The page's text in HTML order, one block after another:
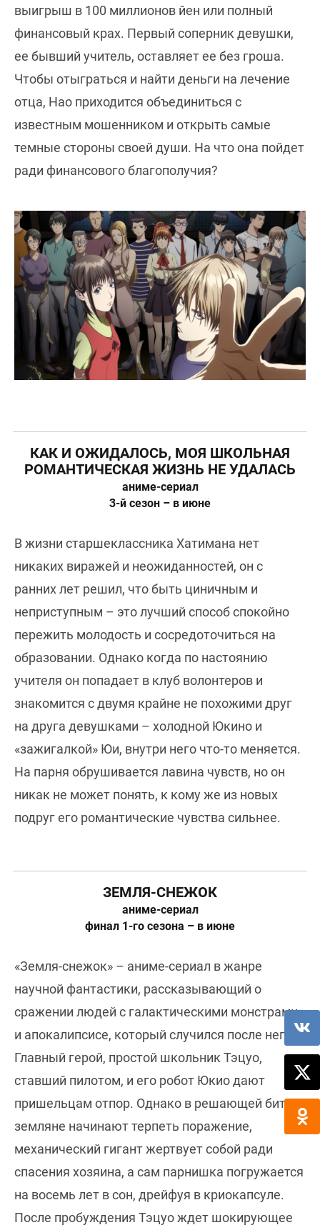
выигрыш в 100 миллионов йен или полный
финансовый крах. Первый соперник девушки,
ее бывший учитель, оставляет ее без гроша.
Чтобы отыграться и найти деньги на лечение
отца, Нао приходится объединиться с
известным мошенником и открыть самые
темные стороны своей души. На что она пойдет
ради финансового благополучия?
КАК И ОЖИДАЛОСЬ, МОЯ ШКОЛЬНАЯ
РОМАНТИЧЕСКАЯ ЖИЗНЬ НЕ УДАЛАСЬ
аниме-сериал
3-й сезон – в июне
В жизни старшеклассника Хатимана нет
никаких виражей и неожиданностей, он с
ранних лет решил, что быть циничным и
неприступным – это лучший способ спокойно
пережить молодость и сосредоточиться на
образовании. Однако когда по настоянию
учителя он попадает в клуб волонтеров и
знакомится с двумя крайне не похожими друг
на друга девушками – холодной Юкино и
«зажигалкой» Юи, внутри него что-то меняется.
На парня обрушивается лавина чувств, но он
никак не может понять, к кому же из новых
подруг его романтические чувства сильнее.
ЗЕМЛЯ-СНЕЖОК
аниме-сериал
финал 1-го сезона – в июне
«Земля-снежок» – аниме-сериал в жанре
научной фантастики, рассказывающий о
сражении людей с галактическими монстрами
и апокалипсисе, который случился после него.
Главный герой, простой школьник Тэцуо,
ставший пилотом, и его робот Юкио дают
пришельцам отпор. Однако в решающей битве
земляне начинают терпеть поражение,
механический гигант жертвует собой ради
спасения хозяина, а сам парнишка погружается
на восемь лет в сон, дрейфуя в криокапсуле.
После пробуждения Тэцуо ждет шокирующее